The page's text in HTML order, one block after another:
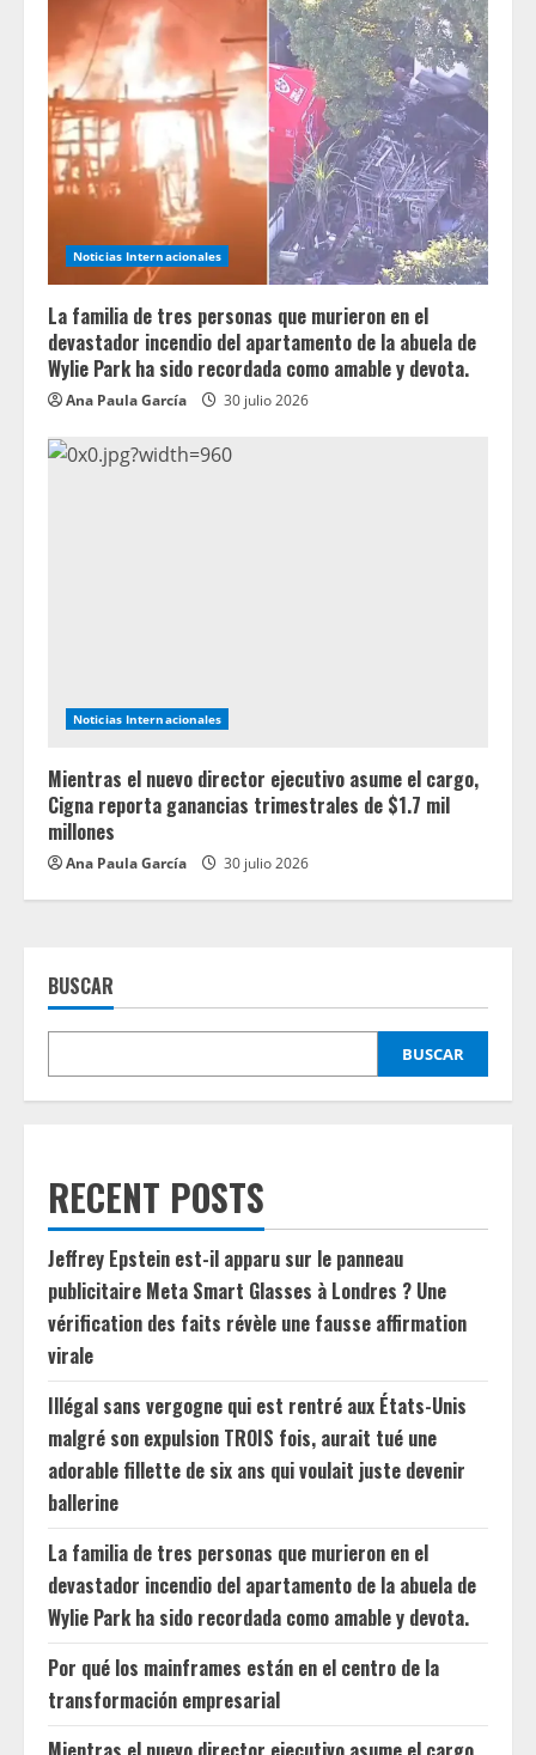
Noticias Internacionales
La familia de tres personas que murieron en el
devastador incendio del apartamento de la abuela de
Wylie Park ha sido recordada como amable y devota.
Ana Paula García 30 julio 2026
Noticias Internacionales
Mientras el nuevo director ejecutivo asume el cargo,
Cigna reporta ganancias trimestrales de $1.7 mil
millones
Ana Paula García 30 julio 2026
BUSCAR
BUSCAR
RECENT POSTS
Jeffrey Epstein est-il apparu sur le panneau
publicitaire Meta Smart Glasses à Londres ? Une
vérification des faits révèle une fausse affirmation
virale
Illégal sans vergogne qui est rentré aux États-Unis
malgré son expulsion TROIS fois, aurait tué une
adorable fillette de six ans qui voulait juste devenir
ballerine
La familia de tres personas que murieron en el
devastador incendio del apartamento de la abuela de
Wylie Park ha sido recordada como amable y devota.
Por qué los mainframes están en el centro de la
transformación empresarial